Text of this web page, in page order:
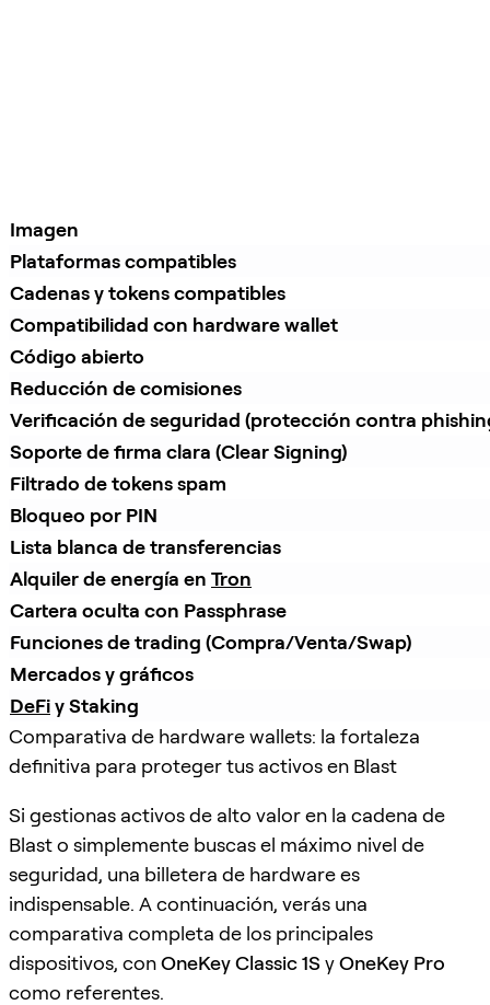
Imagen
Plataformas compatibles
Cadenas y tokens compatibles
Compatibilidad con hardware wallet
Código abierto
Reducción de comisiones
Verificación de seguridad (protección contra
Soporte de firma clara (Clear Signing)
Filtrado de tokens spam
Bloqueo por PIN
Lista blanca de transferencias
Alquiler de energía en Tron
Cartera oculta con Passphrase
Funciones de trading (Compra/Venta/Swap)
Mercados y gráficos
DeFi y Staking
Comparativa de hardware wallets: la fortaleza
definitiva para proteger tus activos en Blast
Si gestionas activos de alto valor en la cadena de
Blast o simplemente buscas el máximo nivel de
seguridad, una billetera de hardware es
indispensable. A continuación, verás una
comparativa completa de los principales
dispositivos, conOneKey Classic 1SyOneKey Pro
como referentes.